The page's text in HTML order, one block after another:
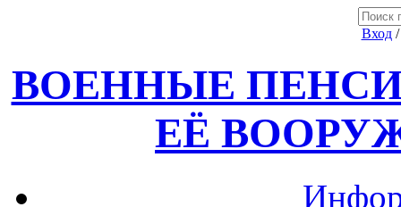
Вход
ВОЕННЫЕ
ЕЁ